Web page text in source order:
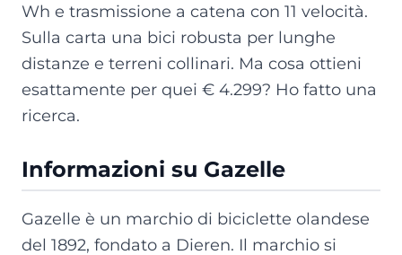
Wh e trasmissione a catena con 11 velocità.
Sulla carta una bici robusta per lunghe
distanze e terreni collinari. Ma cosa ottieni
esattamente per quei € 4.299? Ho fatto una
ricerca.
Informazioni su Gazelle
Gazelle è un marchio di biciclette olandese
del 1892, fondato a Dieren. Il marchio si